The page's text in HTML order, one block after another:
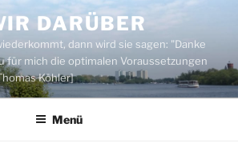
DARÜBER
dann wird sie sagen: "Danke
für mich die optimalen Voraussetzungen
Köhler]
Menü